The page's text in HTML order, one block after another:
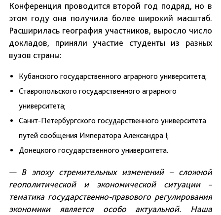
Конференция проводится второй год подряд, но в
этом году она получила более широкий масштаб.
Расширилась география участников, выросло число
докладов, приняли участие студенты из разных
вузов страны:
Кубанского государственного аграрного университета;
Ставропольского государственного аграрного
университета;
Санкт-Петербургского государственного университета
путей сообщения Императора Александра I;
Донецкого государственного университета.
— В эпоху стремительных изменений – сложной
геополитической и экономической ситуации –
тематика государственно-правового регулирования
экономики является особо актуальной. Наша